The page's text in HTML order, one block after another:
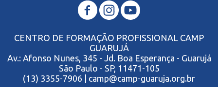
CENTRO DE FORMAÇÃO PROFISSIONAL CAMP
GUARUJÁ
Av.: Afonso Nunes, 345 - Jd. Boa Esperança - Guarujá
São Paulo - SP, 11471-105
(13) 3355-7906 | camp@camp-guaruja.org.br